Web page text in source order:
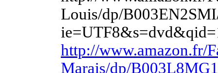
Louis/dp/
http://www.amazon.fr/
Marais/dp/